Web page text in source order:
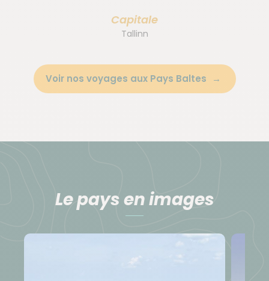
Capitale
Tallinn
Voir nos voyages aux Pays Baltes
Le pays en images